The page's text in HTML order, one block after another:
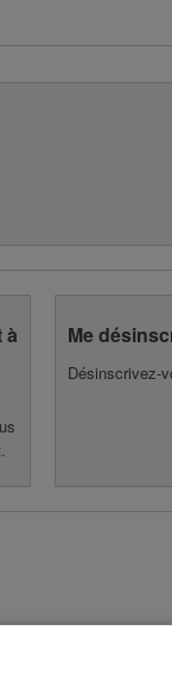
à
Me
Désinscrivez-